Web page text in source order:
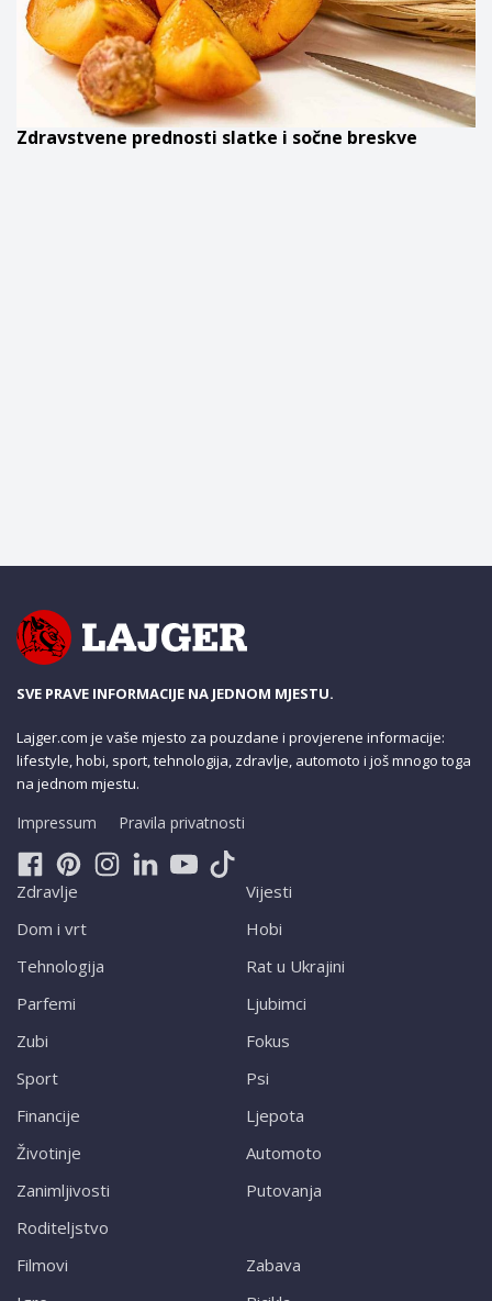
Zdravstvene prednosti slatke i sočne breskve
SVE PRAVE INFORMACIJE NA JEDNOM MJESTU.
Lajger.com je vaše mjesto za pouzdane i provjerene informacije:
lifestyle, hobi, sport, tehnologija, zdravlje, automoto i još mnogo toga
na jednom mjestu.
Impressum Pravila privatnosti
Zdravlje
Dom i vrt
Tehnologija
Parfemi
Zubi
Sport
Financije
Životinje
Zanimljivosti
Roditeljstvo
Vijesti
Hobi
Rat u Ukrajini
Ljubimci
Fokus
Psi
Ljepota
Automoto
Putovanja
Filmovi
Zabava